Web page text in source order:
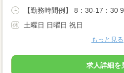
【勤務時間例】 8：30-17：30
土曜日 日曜日 祝日
もっと見る
求人詳細を